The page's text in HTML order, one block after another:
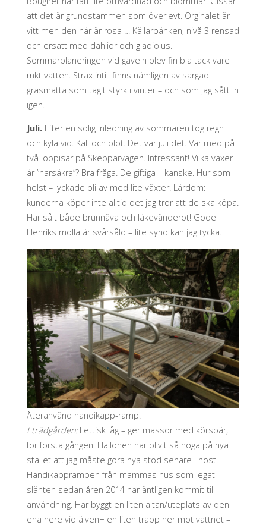
att det är grundstammen som överlevt. Orginalet är
vitt men den här är rosa … Källarbänken, nivå 3 rensad
och ersatt med dahlior och gladiolus.
Sommarplaneringen vid gaveln blev fin bla tack vare
mkt vatten. Strax intill finns nämligen av sargad
gräsmatta som tagit styrk i vinter – och som jag sått in
igen.
Juli. Efter en solig inledning av sommaren tog regn
och kyla vid. Kall och blöt. Det var juli det. Var med på
två loppisar på Skepparvägen. Intressant! Vilka växer
är ”harsäkra”? Bra fråga. De giftiga – kanske. Hur som
helst – lyckade bli av med lite växter. Lärdom:
kunderna köper inte alltid det jag tror att de ska köpa.
Har sålt både brunnäva och läkevänderot! Gode
Henriks molla är svårsåld – lite synd kan jag tycka.
Återanvänd handikapp-ramp.
I trädgården: Lettisk låg – ger massor med körsbär,
för första gången. Hallonen har blivit så höga på nya
stället att jag måste göra nya stöd senare i höst.
Handikapprampen från mammas hus som legat i
slänten sedan åren 2014 har äntligen kommit till
användning. Har byggt en liten altan/uteplats av den
ena nere vid älven+ en liten trapp ner mot vattnet –